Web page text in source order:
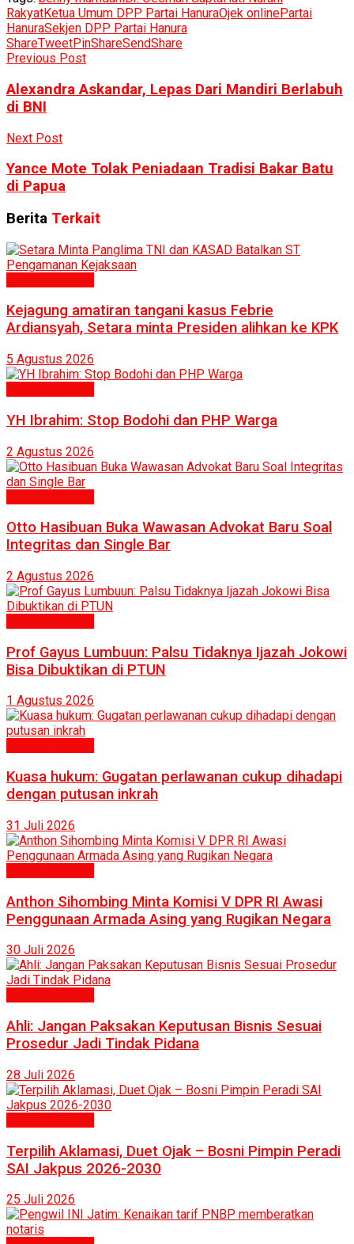
RakyatKetua Umum DPP Partai HanuraOjek onlinePartai
HanuraSekjen DPP Partai Hanura
ShareTweetPinShareSendShare
Previous Post
Alexandra Askandar, Lepas Dari Mandiri Berlabuh
di BNI
Next Post
Yance Mote Tolak Peniadaan Tradisi Bakar Batu
di Papua
Berita Terkait
Kejagung amatiran tangani kasus Febrie
Ardiansyah, Setara minta Presiden alihkan ke KPK
5 Agustus 2026
YH Ibrahim: Stop Bodohi dan PHP Warga
2 Agustus 2026
Otto Hasibuan Buka Wawasan Advokat Baru Soal
Integritas dan Single Bar
2 Agustus 2026
Prof Gayus Lumbuun: Palsu Tidaknya Ijazah Jokowi
Bisa Dibuktikan di PTUN
1 Agustus 2026
Kuasa hukum: Gugatan perlawanan cukup dihadapi
dengan putusan inkrah
31 Juli 2026
Anthon Sihombing Minta Komisi V DPR RI Awasi
Penggunaan Armada Asing yang Rugikan Negara
30 Juli 2026
Ahli: Jangan Paksakan Keputusan Bisnis Sesuai
Prosedur Jadi Tindak Pidana
28 Juli 2026
Terpilih Aklamasi, Duet Ojak – Bosni Pimpin Peradi
SAI Jakpus 2026-2030
25 Juli 2026